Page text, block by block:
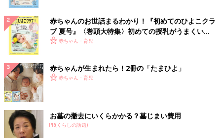
赤ちゃんのお世話まるわかり！『初めてのひよこクラ
ブ 夏号』〈巻頭大特集〉初めての授乳がうまくい
く！ おっぱい・ミルクの基本と夏のトラブル 解決テ
赤ちゃん・育児
赤ちゃんが生まれたら！2冊の「たまひよ」
赤ちゃん・育児
お墓の撤去にいくらかかる？墓じまい費用
PR(くらしの話題)